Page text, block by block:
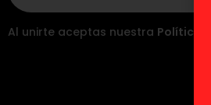
Al unirte aceptas nuestra Política